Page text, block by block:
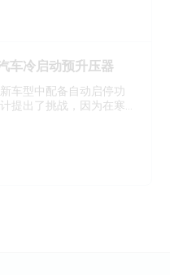
车冷启动预升压器
车型中配备自动启停功
提出了挑战，因为在寒...